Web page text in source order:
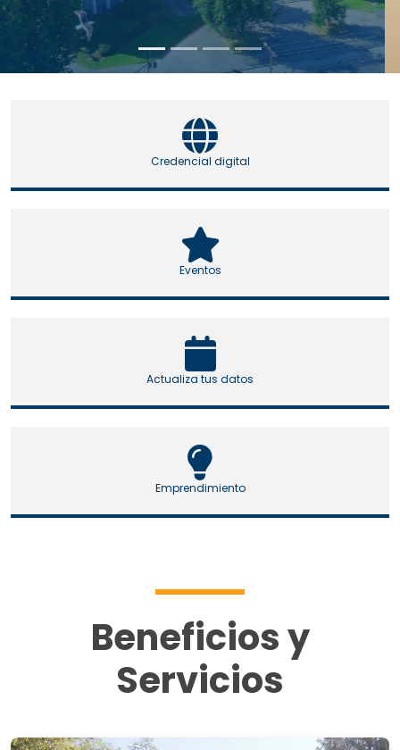
Credencial digital
Eventos
Actualiza tus datos
Emprendimiento
Beneficios y
Servicios